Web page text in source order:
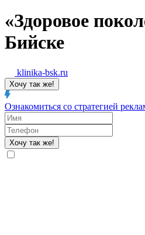
«Здоровое
Бийске
klinika-bsk.ru
Хочу так же!
Ознакомиться со стратегией
Хочу так же!